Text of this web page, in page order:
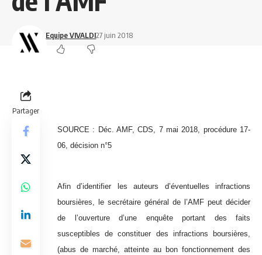
Equipe VIVALDI27 juin 2018
Partager
SOURCE : Déc. AMF, CDS, 7 mai 2018, procédure 17-
06, décision n°5
Afin d’identifier les auteurs d’éventuelles infractions
boursières, le secrétaire général de l’AMF peut décider
de l’ouverture d’une enquête portant des faits
susceptibles de constituer des infractions boursières,
(abus de marché, atteinte au bon fonctionnement des